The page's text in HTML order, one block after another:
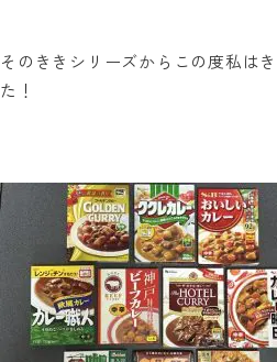
そのききシリーズからこの度私は
た！